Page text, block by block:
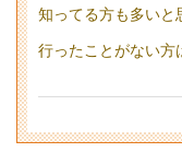
知ってる方も多いと
行ったことがない方